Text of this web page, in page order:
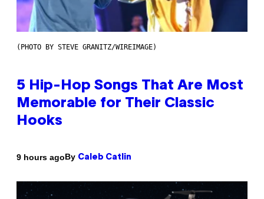
(PHOTO BY STEVE GRANITZ/WIREIMAGE)
5 Hip-Hop Songs That Are Most
Memorable for Their Classic
Hooks
9 hours agoBy Caleb Catlin